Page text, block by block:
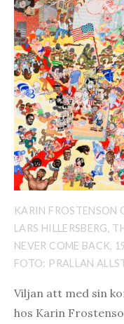
KARIN FROSTENSON
LARS HILLERSBERG,
NEVER COME BACK,
FOTO: PRALLAN
Viljan att med sin
hos Karin